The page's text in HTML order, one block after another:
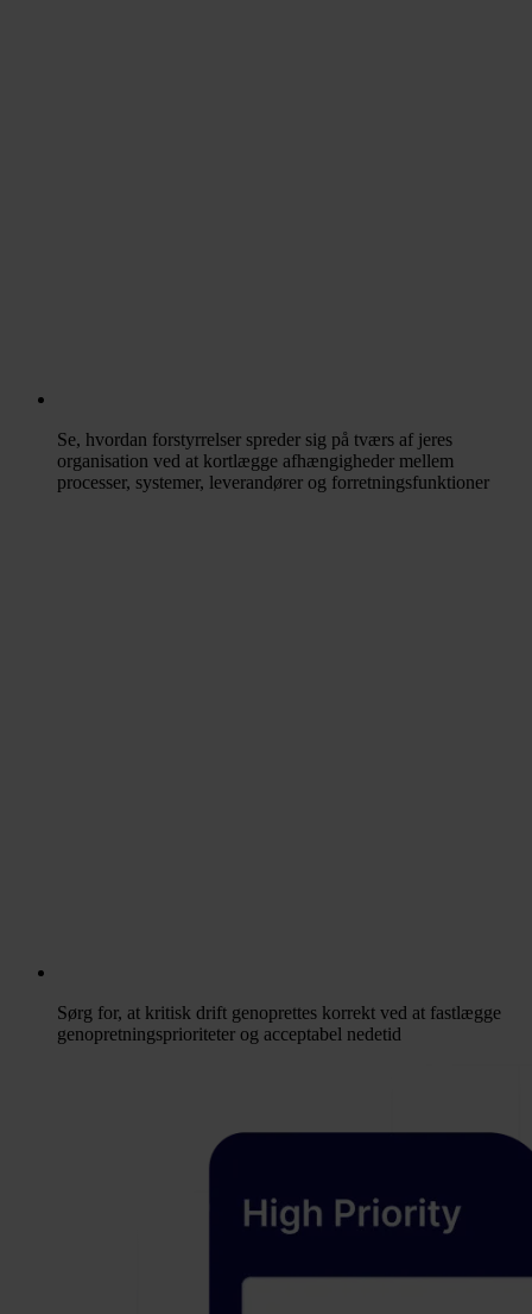
Se, hvordan forstyrrelser spreder sig på tværs af jeres
organisation ved at kortlægge afhængigheder mellem
processer, systemer, leverandører og forretningsfunktioner
Sørg for, at kritisk drift genoprettes korrekt ved at fastlægge
genopretningsprioriteter og acceptabel nedetid